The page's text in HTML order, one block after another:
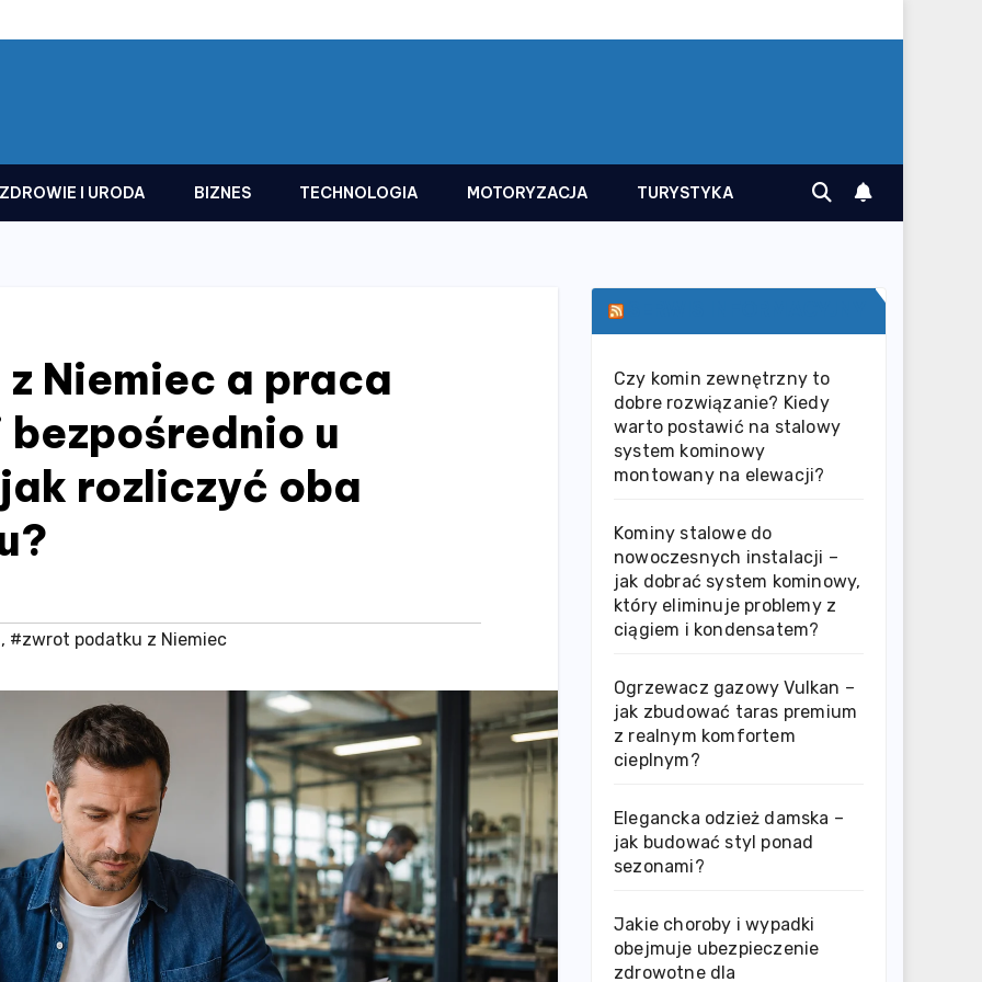
ZDROWIE I URODA BIZNES TECHNOLOGIA MOTORYZACJA TURYSTYKA
Niemiec a praca
u
rozliczyć oba
, #zwrot podatku z Niemiec
Czy komin zewnętrzny to
dobre rozwiązanie? Kiedy
warto postawić na stalowy
system kominowy
montowany na elewacji?
Kominy stalowe do
nowoczesnych instalacji –
jak dobrać system kominowy,
który eliminuje problemy z
ciągiem i kondensatem?
Ogrzewacz gazowy Vulkan –
jak zbudować taras premium
z realnym komfortem
cieplnym?
Elegancka odzież damska –
jak budować styl ponad
sezonami?
Jakie choroby i wypadki
obejmuje ubezpieczenie
zdrowotne dla